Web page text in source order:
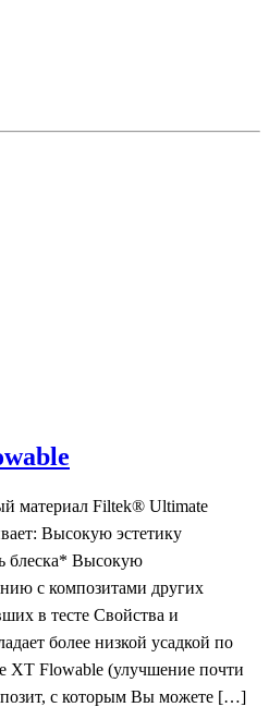
материал Filtek® Ultimate
Высокую эстетику
блеска* Высокую
с композитами других
в тесте Свойства и
более низкой усадкой по
XT Flowable (улучшение почти
с которым Вы можете […]